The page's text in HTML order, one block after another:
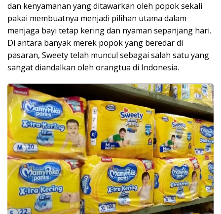
dan kenyamanan yang ditawarkan oleh popok sekali
pakai membuatnya menjadi pilihan utama dalam
menjaga bayi tetap kering dan nyaman sepanjang hari.
Di antara banyak merek popok yang beredar di
pasaran, Sweety telah muncul sebagai salah satu yang
sangat diandalkan oleh orangtua di Indonesia.